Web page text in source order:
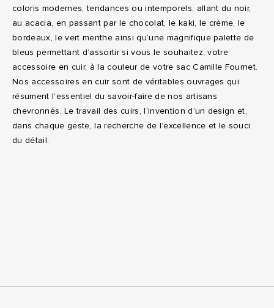
coloris modernes, tendances ou intemporels, allant du noir,
au acacia, en passant par le chocolat, le kaki, le crème, le
bordeaux, le vert menthe ainsi qu’une magnifique palette de
bleus permettant d’assortir si vous le souhaitez, votre
accessoire en cuir, à la couleur de votre sac Camille Fournet.
Nos accessoires en cuir sont de véritables ouvrages qui
résument l’essentiel du savoir-faire de nos artisans
chevronnés. Le travail des cuirs, l’invention d’un design et,
dans chaque geste, la recherche de l’excellence et le souci
du détail.